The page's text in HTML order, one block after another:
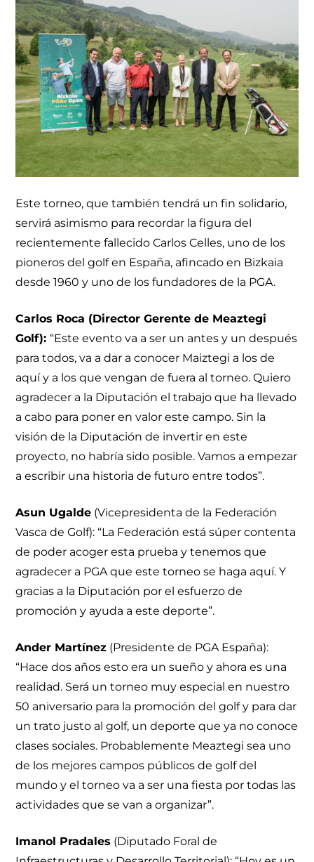
Este torneo, que también tendrá un fin solidario,
servirá asimismo para recordar la figura del
recientemente fallecido Carlos Celles, uno de los
pioneros del golf en España, afincado en Bizkaia
desde 1960 y uno de los fundadores de la PGA.
Carlos Roca (Director Gerente de Meaztegi
Golf): “Este evento va a ser un antes y un después
para todos, va a dar a conocer Maiztegi a los de
aquí y a los que vengan de fuera al torneo. Quiero
agradecer a la Diputación el trabajo que ha llevado
a cabo para poner en valor este campo. Sin la
visión de la Diputación de invertir en este
proyecto, no habría sido posible. Vamos a empezar
a escribir una historia de futuro entre todos”.
Asun Ugalde (Vicepresidenta de la Federación
Vasca de Golf): “La Federación está súper contenta
de poder acoger esta prueba y tenemos que
agradecer a PGA que este torneo se haga aquí. Y
gracias a la Diputación por el esfuerzo de
promoción y ayuda a este deporte”.
Ander Martínez (Presidente de PGA España):
“Hace dos años esto era un sueño y ahora es una
realidad. Será un torneo muy especial en nuestro
50 aniversario para la promoción del golf y para dar
un trato justo al golf, un deporte que ya no conoce
clases sociales. Probablemente Meaztegi sea uno
de los mejores campos públicos de golf del
mundo y el torneo va a ser una fiesta por todas las
actividades que se van a organizar”.
Imanol Pradales (Diputado Foral de